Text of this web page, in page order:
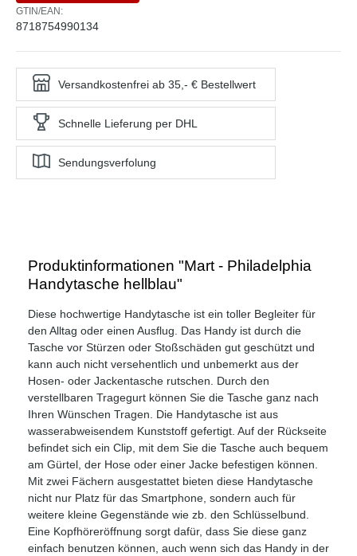
GTIN/EAN:
8718754990134
Versandkostenfrei ab 35,- € Bestellwert
Schnelle Lieferung per DHL
Sendungsverfolung
Produktinformationen "Mart - Philadelphia
Handytasche hellblau"
Diese hochwertige Handytasche ist ein toller Begleiter für
den Alltag oder einen Ausflug. Das Handy ist durch die
Tasche vor Stürzen oder Stoßschäden gut geschützt und
kann auch nicht versehentlich und unbemerkt aus der
Hosen- oder Jackentasche rutschen. Durch den
verstellbaren Tragegurt können Sie die Tasche ganz nach
Ihren Wünschen Tragen. Die Handytasche ist aus
wasserabweisendem Kunststoff gefertigt. Auf der Rückseite
befindet sich ein Clip, mit dem Sie die Tasche auch bequem
am Gürtel, der Hose oder einer Jacke befestigen können.
Mit zwei Fächern ausgestattet bieten diese Handytasche
nicht nur Platz für das Smartphone, sondern auch für
weitere kleine Gegenstände wie zb. den Schlüsselbund.
Eine Kopfhöreröffnung sorgt dafür, dass Sie diese ganz
einfach benutzen können, auch wenn sich das Handy in der